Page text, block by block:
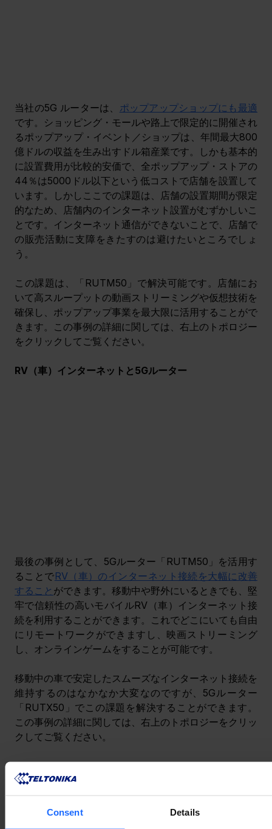
Consent Details
当社の5G ルーターは、 ポップアップショップにも最適
です。ショッピング・モールや路上で限定的に開催され
るポップアップ・イベント／ショップは、年間最大800
億ドルの収益を生み出すドル箱産業です。しかも基本的
に設置費用が比較的安価で、全ポップアップ・ストアの
44％は5000ドル以下という低コストで店舗を設置して
います。しかしここでの課題は、店舗の設置期間が限定
的なため、店舗内のインターネット設置がむずかしいこ
とです。インターネット通信ができないことで、店舗で
の販売活動に支障をきたすのは避けたいところでしょ
う。
この課題は、「RUTM50」で解決可能です。店舗にお
いて高スループットの動画ストリーミングや仮想技術を
確保し、ポップアップ事業を最大限に活用することがで
きます。この事例の詳細に関しては、右上のトポロジー
をクリックしてご覧ください。
RV（車）インターネットと5Gルーター
最後の事例として、5Gルーター「RUTM50」を活用す
ることでRV（車）のインターネット接続を大幅に改善
すること ができます。移動中や野外にいるときでも、堅
牢で信頼性の高いモバイルRV（車）インターネット接
続を利用することができます。これでどこにいても自由
にリモートワークができますし、映画ストリーミング
し、オンラインゲームをすることが可能です。
移動中の車で安定したスムーズなインターネット接続を
維持するのはなかなか大変なのですが、5Gルーター
「RUTX50」でこの課題を解決することができます。
この事例の詳細に関しては、右上のトポロジーをクリッ
クしてご覧ください。
5G時代を先取りする